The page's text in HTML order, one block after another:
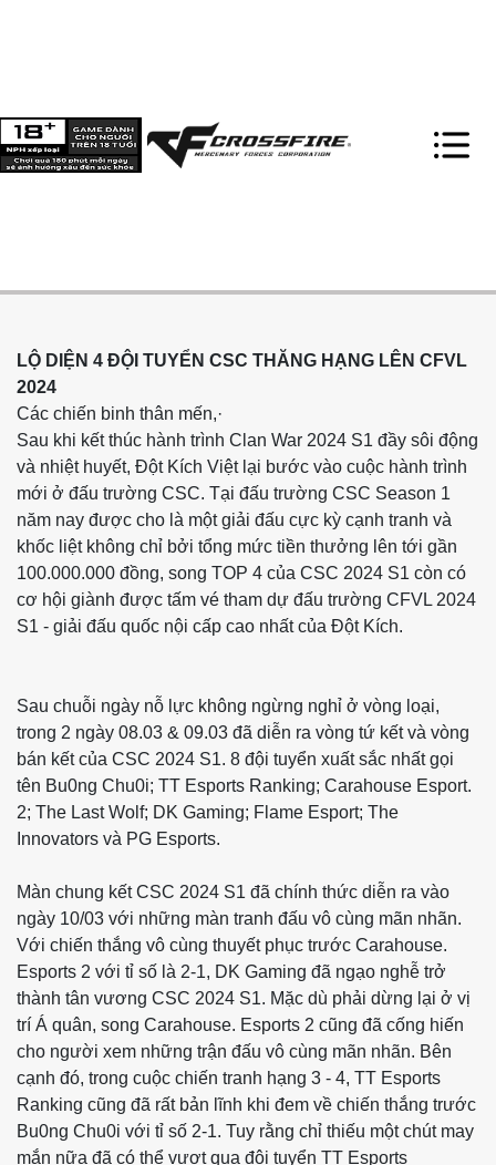
LỘ DIỆN 4 ĐỘI TUYỂN CSC THĂNG HẠNG LÊN CFVL
2024
Các chiến binh thân mến,·
Sau khi kết thúc hành trình Clan War 2024 S1 đầy sôi động
và nhiệt huyết, Đột Kích Việt lại bước vào cuộc hành trình
mới ở đấu trường CSC. Tại đấu trường CSC Season 1
năm nay được cho là một giải đấu cực kỳ cạnh tranh và
khốc liệt không chỉ bởi tổng mức tiền thưởng lên tới gần
100.000.000 đồng, song TOP 4 của CSC 2024 S1 còn có
cơ hội giành được tấm vé tham dự đấu trường CFVL 2024
S1 - giải đấu quốc nội cấp cao nhất của Đột Kích.
Sau chuỗi ngày nỗ lực không ngừng nghỉ ở vòng loại,
trong 2 ngày 08.03 & 09.03 đã diễn ra vòng tứ kết và vòng
bán kết của CSC 2024 S1. 8 đội tuyển xuất sắc nhất gọi
tên Bu0ng Chu0i; TT Esports Ranking; Carahouse Esport.
2; The Last Wolf; DK Gaming; Flame Esport; The
Innovators và PG Esports.
Màn chung kết CSC 2024 S1 đã chính thức diễn ra vào
ngày 10/03 với những màn tranh đấu vô cùng mãn nhãn.
Với chiến thắng vô cùng thuyết phục trước Carahouse.
Esports 2 với tỉ số là 2-1, DK Gaming đã ngạo nghễ trở
thành tân vương CSC 2024 S1. Mặc dù phải dừng lại ở vị
trí Á quân, song Carahouse. Esports 2 cũng đã cống hiến
cho người xem những trận đấu vô cùng mãn nhãn. Bên
cạnh đó, trong cuộc chiến tranh hạng 3 - 4, TT Esports
Ranking cũng đã rất bản lĩnh khi đem về chiến thắng trước
Bu0ng Chu0i với tỉ số 2-1. Tuy rằng chỉ thiếu một chút may
mắn nữa đã có thể vượt qua đội tuyển TT Esports